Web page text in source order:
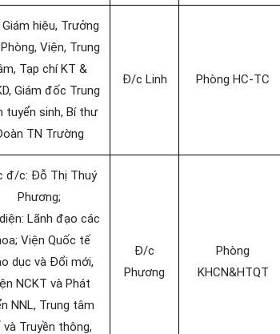
Giám hiệu, Trưởng
Viện, Trung
Tạp chí KT &
Giám đốc Trung
tuyển sinh, Bí thư
TN Trường
Đ/c Linh Phòng HC-TC
đ/c: Đỗ Thị Thuý
Phương;
Lãnh đạo các
Viện Quốc tế
dục và Đổi mới,
NCKT và Phát
NNL, Trung tâm
và Truyền thông,
Đ/c
Phương
Phòng
KHCN&HTQT